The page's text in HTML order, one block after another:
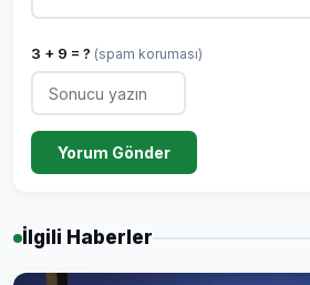
3 + 9 = ? (spam koruması)
Yorum Gönder
İlgili Haberler